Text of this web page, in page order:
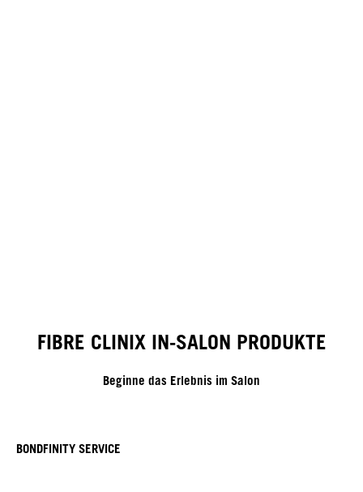
FIBRE CLINIX IN-SALON PRODUKTE
Beginne das Erlebnis im Salon
BONDFINITY SERVICE